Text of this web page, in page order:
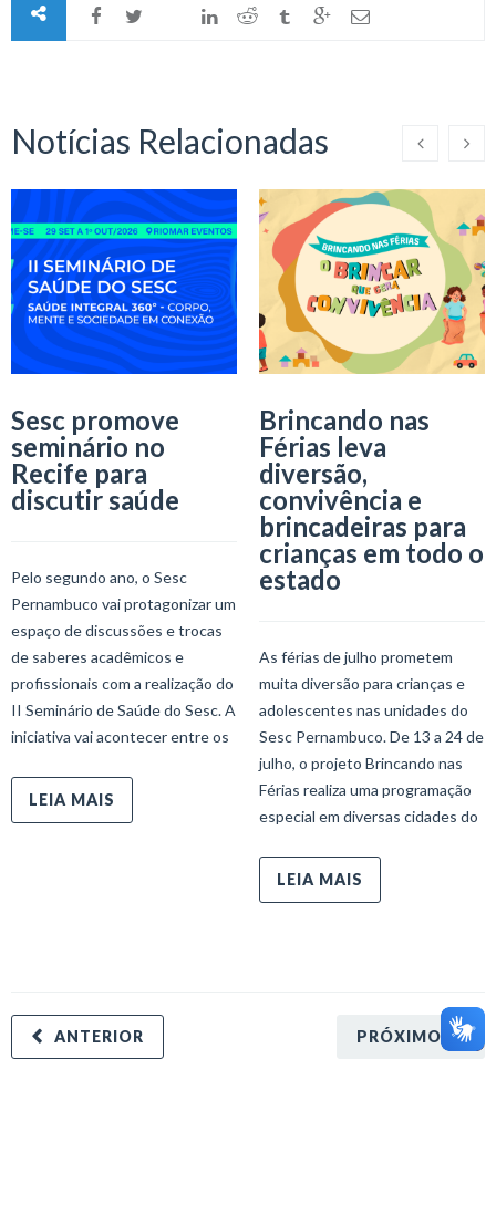
Notícias Relacionadas
Sesc promove
seminário no
Recife para
discutir saúde
Pelo segundo ano, o Sesc
Pernambuco vai protagonizar um
espaço de discussões e trocas
de saberes acadêmicos e
profissionais com a realização do
II Seminário de Saúde do Sesc. A
iniciativa vai acontecer entre os
LEIA MAIS
Brincando nas
Férias leva
diversão,
convivência e
brincadeiras para
crianças em todo o
estado
As férias de julho prometem
muita diversão para crianças e
adolescentes nas unidades do
Sesc Pernambuco. De 13 a 24 de
julho, o projeto Brincando nas
Férias realiza uma programação
especial em diversas cidades do
LEIA MAIS
PRÓXIMO
ANTERIOR